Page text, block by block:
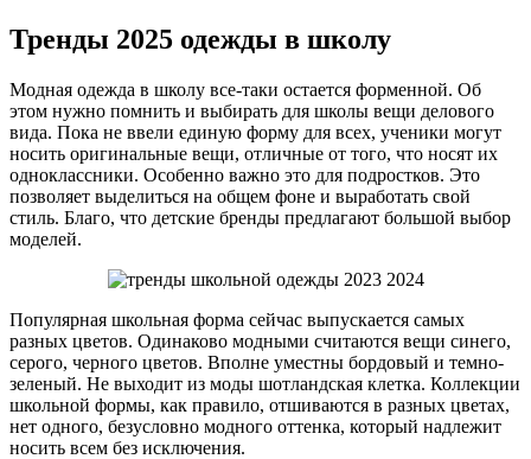
Тренды 2025 одежды в школу
Модная одежда в школу все-таки остается форменной. Об
этом нужно помнить и выбирать для школы вещи делового
вида. Пока не ввели единую форму для всех, ученики могут
носить оригинальные вещи, отличные от того, что носят их
одноклассники. Особенно важно это для подростков. Это
позволяет выделиться на общем фоне и выработать свой
стиль. Благо, что детские бренды предлагают большой выбор
моделей.
Популярная школьная форма сейчас выпускается самых
разных цветов. Одинаково модными считаются вещи синего,
серого, черного цветов. Вполне уместны бордовый и темно-
зеленый. Не выходит из моды шотландская клетка. Коллекции
школьной формы, как правило, отшиваются в разных цветах,
нет одного, безусловно модного оттенка, который надлежит
носить всем без исключения.